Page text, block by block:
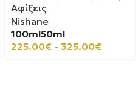
Αφίξεις
Nishane
100ml50ml
225.00€ - 325.00€